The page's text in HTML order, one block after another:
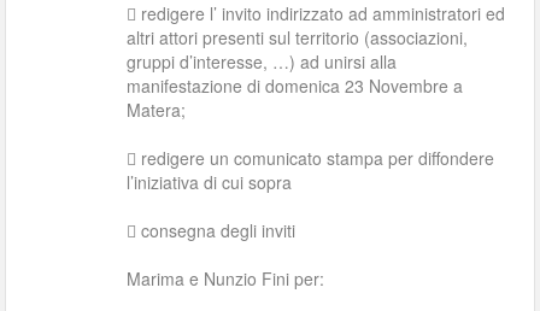
 redigere l’ invito indirizzato ad amministratori ed
altri attori presenti sul territorio (associazioni,
gruppi d’interesse, …) ad unirsi alla
manifestazione di domenica 23 Novembre a
Matera;
 redigere un comunicato stampa per diffondere
l’iniziativa di cui sopra
 consegna degli inviti
Marima e Nunzio Fini per: